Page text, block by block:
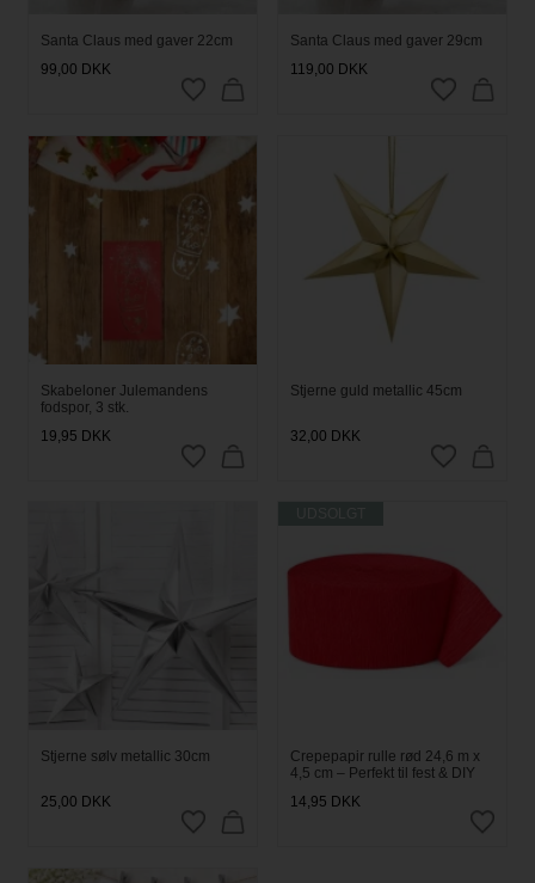
Santa Claus med gaver 22cm
99,00 DKK
Santa Claus med gaver 29cm
119,00 DKK
Skabeloner Julemandens
fodspor, 3 stk.
19,95 DKK
Stjerne guld metallic 45cm
32,00 DKK
Stjerne sølv metallic 30cm
25,00 DKK
Crepepapir rulle rød 24,6 m x
4,5 cm – Perfekt til fest & DIY
14,95 DKK